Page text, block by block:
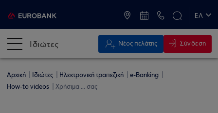
ΕΛ
Ιδιώτες Νέος πελάτης Σύνδεση
Αρχική Ιδιώτες Ηλεκτρονική τραπεζική
e-Banking
How-to videos
Χρήσιμα ... σας